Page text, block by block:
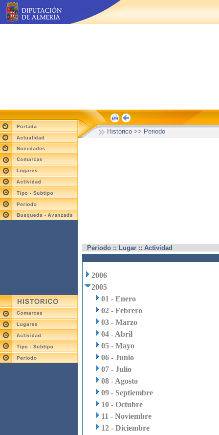
Histórico >> Periodo
Periodo :: Lugar :: Actividad
2006
2005
01 - Enero
02 - Febrero
03 - Marzo
04 - Abril
05 - Mayo
06 - Junio
07 - Julio
08 - Agosto
09 - Septiembre
10 - Octubre
11 - Noviembre
12 - Diciembre